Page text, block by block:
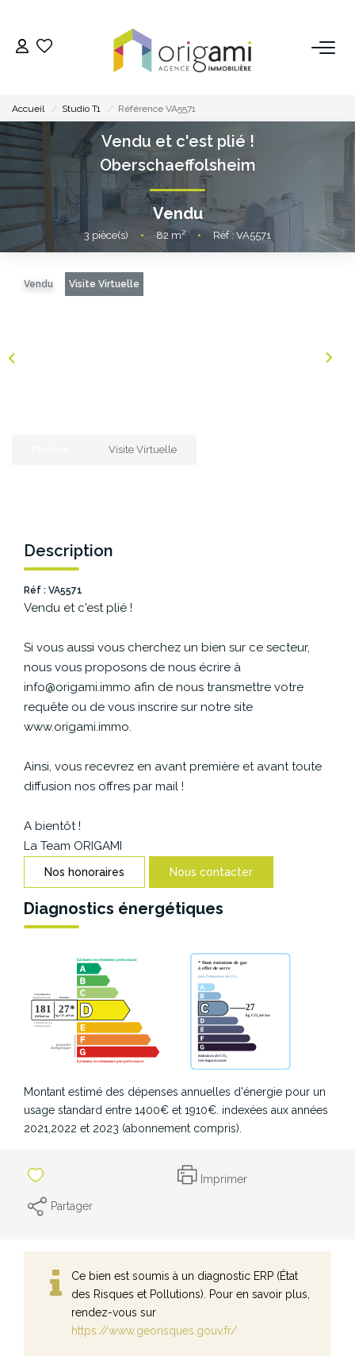
ACHETER
LOUER
VENDRE
Nos Biens Vendus
Notre Philosophie
ESPACE BAILLEURS
ESPACE VENDEUR
CONTACT
Accueil Studio T1 Référence VA5571
Vendu et c'est plié !
Oberschaeffolsheim
Vendu
3 pièce(s) • 82 m² • Réf : VA5571
Vendu Visite Virtuelle
Visite Virtuelle
Description
Réf : VA5571
Vendu et c'est plié !
Si vous aussi vous cherchez un bien sur ce secteur,
nous vous proposons de nous écrire à
info@origami.immo afin de nous transmettre votre
requête ou de vous inscrire sur notre site
www.origami.immo.
Ainsi, vous recevrez en avant première et avant toute
diffusion nos offres par mail !
A bientôt !
La Team ORIGAMI
Nos honoraires Nous contacter
Diagnostics énergétiques
Montant estimé des dépenses annuelles d'énergie pour un
usage standard entre 1400€ et 1910€. indexées aux années
2021,2022 et 2023 (abonnement compris).
Imprimer
Partager
Ce bien est soumis à un diagnostic ERP (État
des Risques et Pollutions). Pour en savoir plus,
rendez-vous sur
https://www.georisques.gouv.fr/